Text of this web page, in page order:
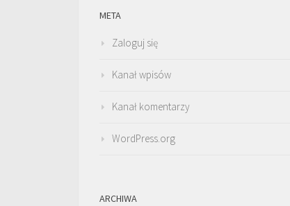
META
Zaloguj się
Kanał wpisów
Kanał komentarzy
WordPress.org
ARCHIWA